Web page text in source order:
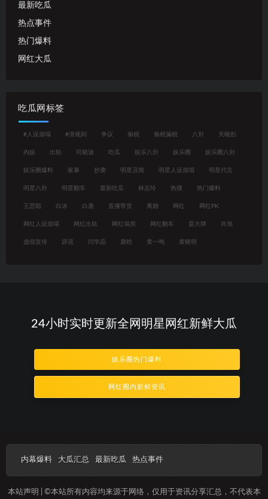
最新吃瓜
热点事件
热门爆料
网红大瓜
吃瓜网标签
#人设崩塌 #潜规则 争议 偷税 偷税漏税 八卦 关晓彤
内娱 出轨 司晓迪 吃瓜 娱乐八卦 娱乐圈 娱乐圈八卦
娱乐圈爆料 家暴 抄袭 明星丑闻 明星人设崩塌 明星代言
明星八卦 明星翻车 最新吃瓜 林志玲 热搜 热门爆料
王思聪 白冰 白鹿 直播带货 离婚 网红 网红PK
网红人设崩塌 网红出轨 网红塌房 网红翻车 耍大牌 肖旭
虚假宣传 辟谣 闫学晶 鹿晗 黄一鸣 黄晓明
24小时实时更新全网明星网红新鲜大瓜
娱乐圈热门爆料
网红圈内新鲜资讯
内幕爆料 大瓜汇总 最新吃瓜 热点事件
本站声明 | ©本站所有内容均来源于网络，仅用于资讯分享汇总，不代表本